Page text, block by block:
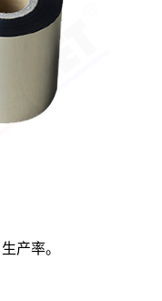
产率。